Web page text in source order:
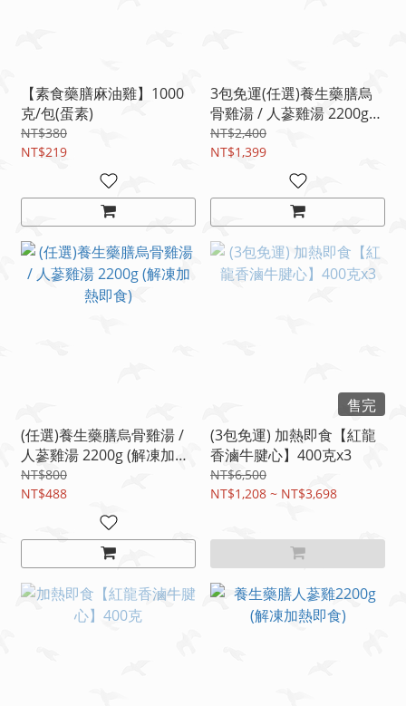
【素食藥膳麻油雞】1000
克/包(蛋素)
NT$380
NT$219
3包免運(任選)養生藥膳烏
骨雞湯 / 人蔘雞湯 2200g
(解凍加熱即食)
NT$2,400
NT$1,399
(任選)養生藥膳烏骨雞湯 /
人蔘雞湯 2200g (解凍加熱
即食)
NT$800
NT$488
售完
(3包免運) 加熱即食【紅龍
香滷牛腱心】400克x3
NT$6,500
NT$1,208 ~ NT$3,698